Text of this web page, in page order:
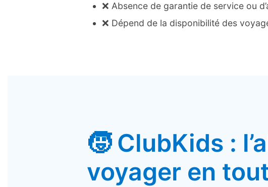
❌ Absence de garantie de service ou
❌ Dépend de la disponibilité des
🧒 ClubKids :
voyager en